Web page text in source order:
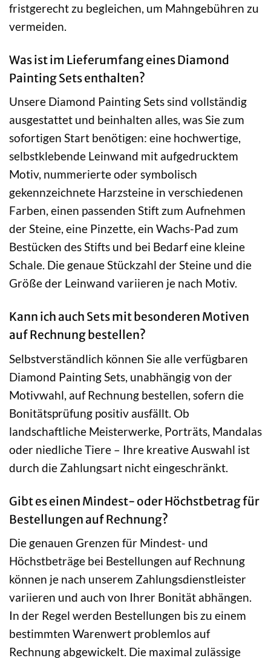
fristgerecht zu begleichen, um Mahngebühren zu
vermeiden.
Was ist im Lieferumfang eines Diamond
Painting Sets enthalten?
Unsere Diamond Painting Sets sind vollständig
ausgestattet und beinhalten alles, was Sie zum
sofortigen Start benötigen: eine hochwertige,
selbstklebende Leinwand mit aufgedrucktem
Motiv, nummerierte oder symbolisch
gekennzeichnete Harzsteine in verschiedenen
Farben, einen passenden Stift zum Aufnehmen
der Steine, eine Pinzette, ein Wachs-Pad zum
Bestücken des Stifts und bei Bedarf eine kleine
Schale. Die genaue Stückzahl der Steine und die
Größe der Leinwand variieren je nach Motiv.
Kann ich auch Sets mit besonderen Motiven
auf Rechnung bestellen?
Selbstverständlich können Sie alle verfügbaren
Diamond Painting Sets, unabhängig von der
Motivwahl, auf Rechnung bestellen, sofern die
Bonitätsprüfung positiv ausfällt. Ob
landschaftliche Meisterwerke, Porträts, Mandalas
oder niedliche Tiere – Ihre kreative Auswahl ist
durch die Zahlungsart nicht eingeschränkt.
Gibt es einen Mindest- oder Höchstbetrag für
Bestellungen auf Rechnung?
Die genauen Grenzen für Mindest- und
Höchstbeträge bei Bestellungen auf Rechnung
können je nach unserem Zahlungsdienstleister
variieren und auch von Ihrer Bonität abhängen.
In der Regel werden Bestellungen bis zu einem
bestimmten Warenwert problemlos auf
Rechnung abgewickelt. Die maximal zulässige